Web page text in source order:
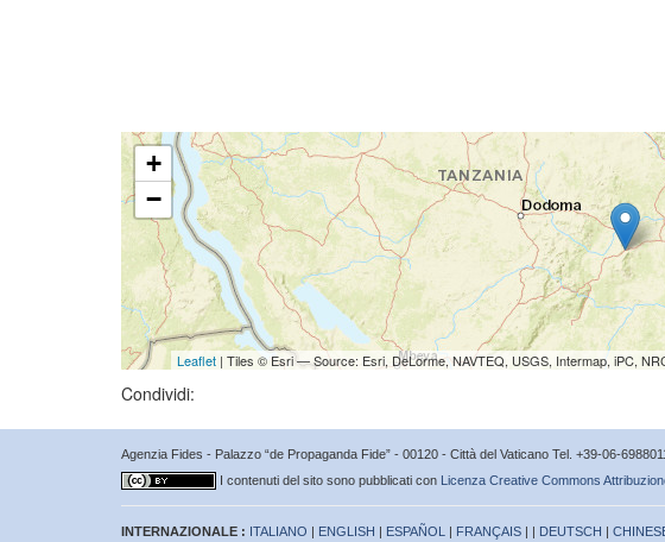
+
−
Leaflet| Tiles © Esri — Source: Esri, DeLorme, NAVTEQ, USGS, Intermap, iPC,
Condividi:
Agenzia Fides - Palazzo “de Propaganda Fide” - 00120 - Città del Vaticano Tel. +39-06-
I contenuti del sito sono pubblicati con Licenza Creative Commons
INTERNAZIONALE : ITALIANO | ENGLISH | ESPAÑOL | FRANÇAIS | | DEUTSCH |